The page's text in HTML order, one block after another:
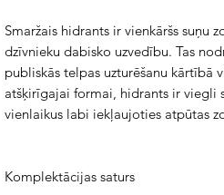
Smaržais hidrants ir vienkāršs suņu
dzīvnieku dabisko uzvedību. Tas
publiskās telpas uzturēšanu kārtībā
atšķirīgajai formai, hidrants ir viegli
vienlaikus labi iekļaujoties atpūtas
Komplektācijas saturs